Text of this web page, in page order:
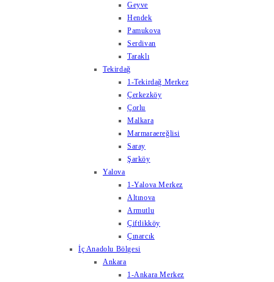
Geyve
Hendek
Pamukova
Serdivan
Taraklı
Tekirdağ
1-Tekirdağ Merkez
Çerkezköy
Çorlu
Malkara
Marmaraereğlisi
Saray
Şarköy
Yalova
1-Yalova Merkez
Altınova
Armutlu
Çiftlikköy
Çınarcık
İç Anadolu Bölgesi
Ankara
1-Ankara Merkez